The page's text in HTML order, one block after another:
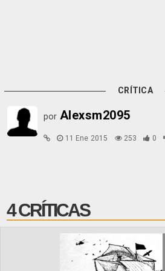
CRÍTICA
por Alexsm2095
11 Ene 2015 253 0
4 CRÍTICAS